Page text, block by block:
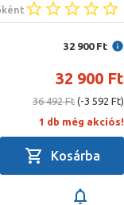
32 900 Ft
32 900 Ft
36 492 Ft (-3 592 Ft)
1 db még akciós!